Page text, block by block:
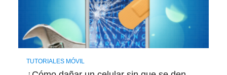
TUTORIALES MÓVIL